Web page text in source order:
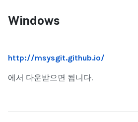
Windows
http://msysgit.github.io/
에서 다운받으면 됩니다.